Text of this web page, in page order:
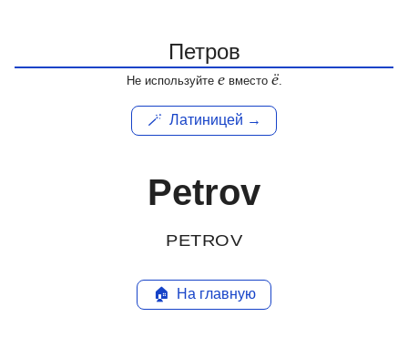
Не используйте евместо ё.
🪄 Латиницей →
Petrov
PETROV
🏠 На главную